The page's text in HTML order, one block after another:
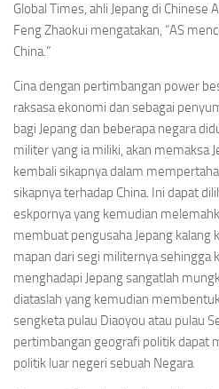
Global Times, ahli Jepang di Chinese
Feng Zhaokui mengatakan, “AS
China.”
Cina dengan pertimbangan power
raksasa ekonomi dan sebagai
bagi Jepang dan beberapa negara
militer yang ia miliki, akan memaksa
kembali sikapnya dalam
sikapnya terhadap China. Ini dapat
eskpornya yang kemudian
membuat pengusaha Jepang kalang
mapan dari segi militernya sehingga
menghadapi Jepang sangatlah
diataslah yang kemudian
sengketa pulau Diaoyou atau pulau
pertimbangan geografi politik dapat
politik luar negeri sebuah Negara